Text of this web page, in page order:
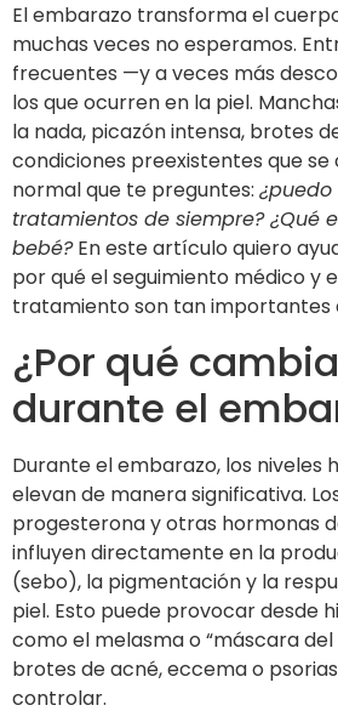
El embarazo transforma el
muchas veces no esperamos.
frecuentes —y a veces más
los que ocurren en la piel.
la nada, picazón intensa, brotes
condiciones preexistentes que se
normal que te preguntes:
tratamientos de siempre? ¿Qué
bebé?En este artículo quiero
por qué el seguimiento médico y
tratamiento son tan importantes
¿Por qué
durante el
Durante el embarazo, los niveles
elevan de manera significativa.
progesterona y otras hormonas
influyen directamente en la
(sebo), la pigmentación y la
piel. Esto puede provocar desde
como el melasma o “máscara
brotes de acné, eccema o
controlar.